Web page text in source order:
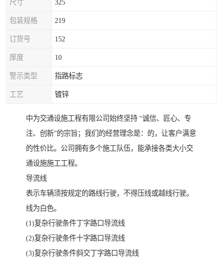
尺寸 325
包装规格 219
订货号 152
厚度 10
警示类型 指路标志
工艺 镀锌
中为交通设施工程有限公司始终坚持 “诚信、匠心、专
注、创新”的宗旨；我们的经营理念是：的，让客户满意
的性价比。公司拥有多个施工队伍，能承接各类大小交
通设施施工工程。
导流线
表示车辆须按规定的路线行驶，不得压线或越线行驶。
线为白色。
(1)复杂行驶条件丁字路口导流线
(2)复杂行驶条件十字路口导流线
(3)复杂行驶条件斜交丁字路口导流线